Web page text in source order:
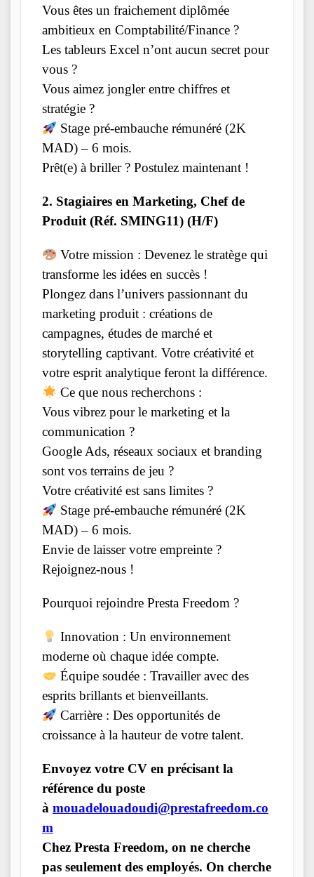
Vous êtes un fraichement diplômée
ambitieux en Comptabilité/Finance ?
Les tableurs Excel n’ont aucun secret pour
vous ?
Vous aimez jongler entre chiffres et
stratégie ?
Stage pré-embauche rémunéré (2K
MAD) – 6 mois.
Prêt(e) à briller ? Postulez maintenant !
2. Stagiaires en Marketing, Chef de
Produit (Réf. SMING11) (H/F)
Votre mission : Devenez le stratège qui
transforme les idées en succès !
Plongez dans l’univers passionnant du
marketing produit : créations de
campagnes, études de marché et
storytelling captivant. Votre créativité et
votre esprit analytique feront la différence.
Ce que nous recherchons :
Vous vibrez pour le marketing et la
communication ?
Google Ads, réseaux sociaux et branding
sont vos terrains de jeu ?
Votre créativité est sans limites ?
Stage pré-embauche rémunéré (2K
MAD) – 6 mois.
Envie de laisser votre empreinte ?
Rejoignez-nous !
Pourquoi rejoindre Presta Freedom ?
Innovation : Un environnement
moderne où chaque idée compte.
Équipe soudée : Travailler avec des
esprits brillants et bienveillants.
Carrière : Des opportunités de
croissance à la hauteur de votre talent.
Envoyez votre CV en précisant la
référence du poste
à mouadelouadoudi@prestafreedom.co
m
Chez Presta Freedom, on ne cherche
pas seulement des employés. On cherche